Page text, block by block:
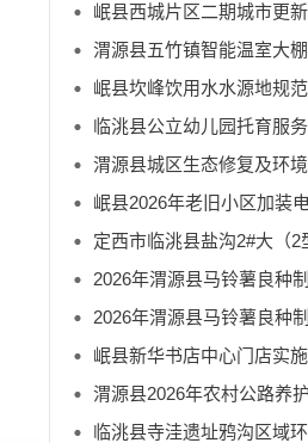
岷县西城片区二期城市更
渭源县五竹镇智能温室大
岷县坎峰饮用水水源地规
临洮县公立幼儿园托育服
渭源县城区生态修复及环
岷县2026年老旧小区加装
2026年渭源县马铃薯良种
2026年渭源县马铃薯良种
岷县新华书店中心门店实
渭源县2026年农村公路养
临洮县寺洼遗址鸦沟区域